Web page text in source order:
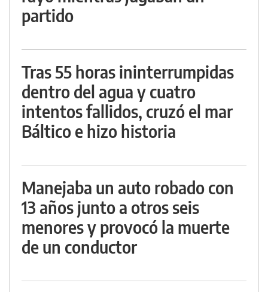
partido
Tras 55 horas ininterrumpidas
dentro del agua y cuatro
intentos fallidos, cruzó el mar
Báltico e hizo historia
Manejaba un auto robado con
13 años junto a otros seis
menores y provocó la muerte
de un conductor